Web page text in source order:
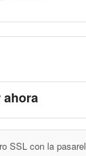
ahora
SSL con la